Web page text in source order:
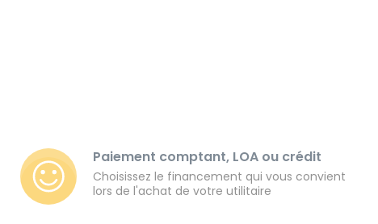
Paiement comptant, LOA ou crédit
Choisissez le financement qui vous convient
lors de l'achat de votre utilitaire